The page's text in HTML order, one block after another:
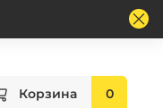
Корзина 0